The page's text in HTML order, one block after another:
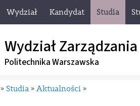
Wydział Kandydat Studia
Wydział Zarządzania
Politechnika Warszawska
» Studia » Aktualności »